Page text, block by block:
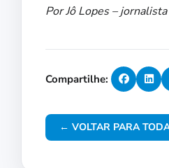
Por Jô Lopes –
Compartilhe:
← VOLTAR PARA